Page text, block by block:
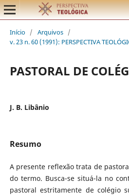
Início / Arquivos /
v. 23 n. 60 (1991): PERSPECTIVA
PASTORAL DE
J. B. Libânio
Resumo
A presente reflexão trata de
do termo. Busca-se situá-la no
pastoral estritamente de colégio